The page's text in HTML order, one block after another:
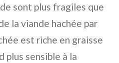
sont plus fragiles que
la viande hachée par
est riche en graisse
plus sensible à la